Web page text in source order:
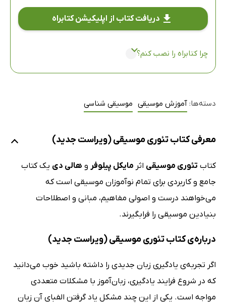
دریافت کتاب از اپلیکیشن کتابراه
چرا کتابراه را نصب کنم؟
دسته‌ها: آموزش موسیقی موسیقی شناسی
معرفی کتاب تئوری موسیقی (ویراست جدید)
کتاب تئوری موسیقی اثر مایکل پیلوفر و هالی دی یک کتاب
جامع و کاربردی برای تمام نوآموزان موسیقی است که
می‌خواهند درست و اصولی مفاهیم، مبانی و اصطلاحات
بنیادین موسیقی را فرابگیرند.
درباره‌ی کتاب تئوری موسیقی (ویراست جدید)
اگر تجربه‌ی یادگیری زبان جدیدی را داشته باشید خوب می‌دانید
که در شروع فرایند یادگیری، زبان‌آموز با مشکلات متعددی
مواجه است. یکی از این چند مشکل یاد گرفتن الفبای آن زبان